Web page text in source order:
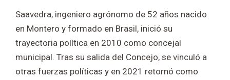
Saavedra, ingeniero agrónomo de 52 años nacido
en Montero y formado en Brasil, inició su
trayectoria política en 2010 como concejal
municipal. Tras su salida del Concejo, se vinculó a
otras fuerzas políticas y en 2021 retornó como